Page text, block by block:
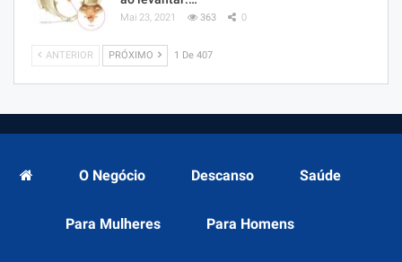
Mai 23, 2021 363 0
ANTERIOR PRÓXIMO 1 De 407
O Negócio Descanso Saúde
Para Mulheres Para Homens